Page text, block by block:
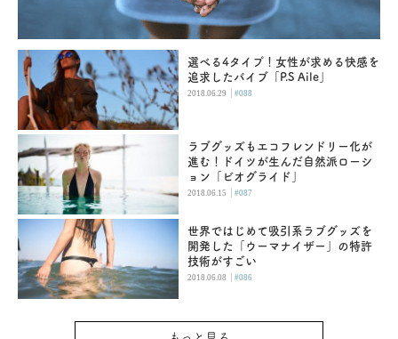
選べる4タイプ！女性が求める快感を
追求したバイブ「P.S Aile」
2018.06.29 |#088
ラブグッズもエコフレンドリー化が
進む！ドイツが生んだ自然派ローシ
ョン「ビオグライド」
2018.06.15 |#087
世界ではじめて吸引系ラブグッズを
開発した「ウーマナイザー」の特許
技術がすごい
2018.06.08 |#086